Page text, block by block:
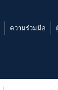
ความร่วมมือ